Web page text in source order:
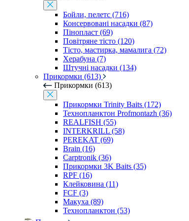
Бойли, пелетс (716)
Консервовані насадки (87)
Пінопласт (69)
Повітряне тісто (120)
Тісто, мастирка, мамалига (72)
Херабуна (7)
Штучні насадки (134)
Прикормки (613)
Прикормки (613)
Прикормки Trinity Baits (172)
Технопланктон Profmontazh (36)
REALFISH (55)
INTERKRILL (58)
PEREKAT (69)
Brain (16)
Carptronik (36)
Прикормки 3K Baits (35)
RPF (16)
Клейковина (11)
FCF (3)
Макуха (89)
Технопланктон (53)